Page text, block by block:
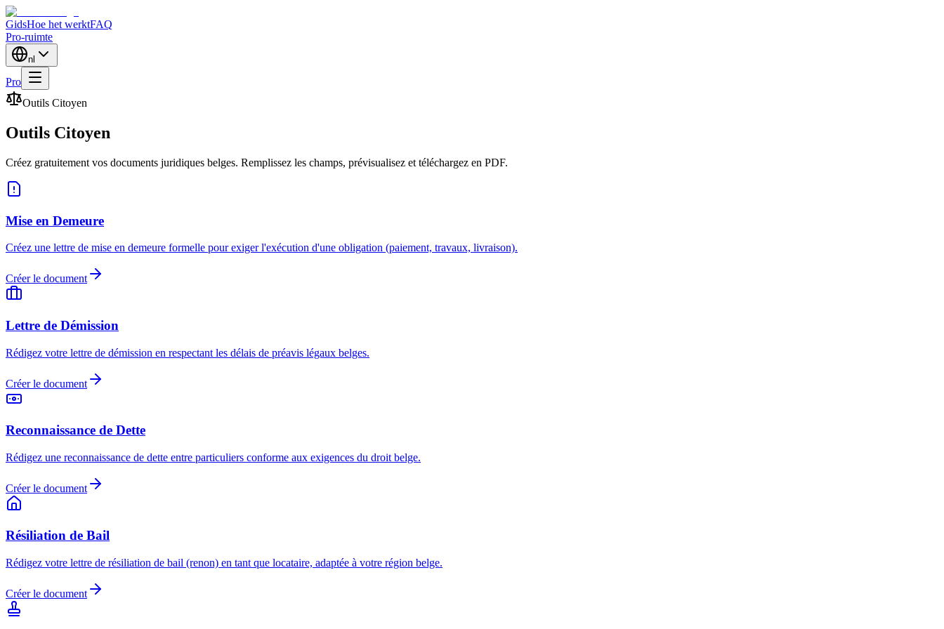
GidsHoe het werktFAQ
Pro-ruimte
nl
Pro
Outils Citoyen
Outils Citoyen
Créez gratuitement vos documents juridiques belges. Remplissez les champs, prévisualisez et téléchargez en PDF.
Mise en Demeure
Créez une lettre de mise en demeure formelle pour exiger l'exécution d'une obligation (paiement, travaux, livraison).
Créer le document
Lettre de Démission
Rédigez votre lettre de démission en respectant les délais de préavis légaux belges.
Créer le document
Reconnaissance de Dette
Rédigez une reconnaissance de dette entre particuliers conforme aux exigences du droit belge.
Créer le document
Résiliation de Bail
Rédigez votre lettre de résiliation de bail (renon) en tant que locataire, adaptée à votre région belge.
Créer le document